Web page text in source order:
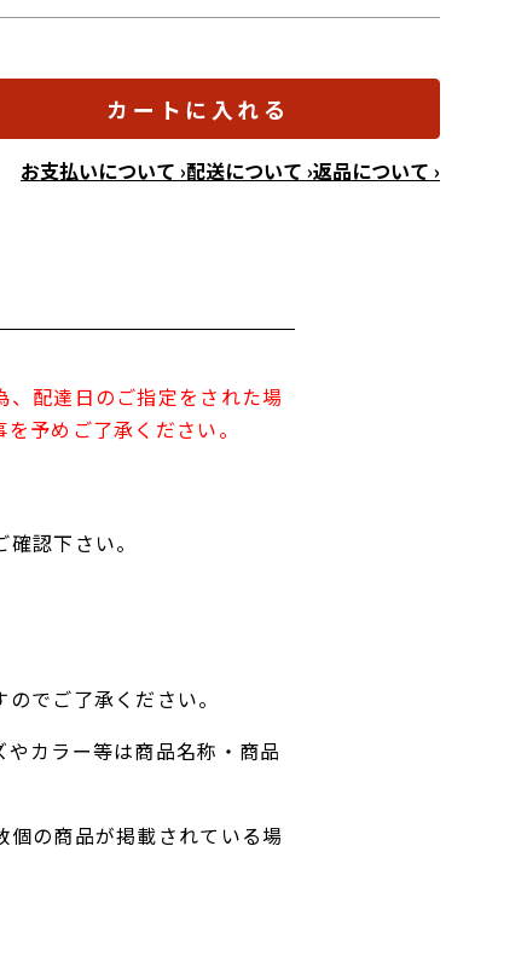
カートに入れる
お支払いについて ›配送について ›返品について ›
配達日のご指定をされた場
予めご了承ください。
認下さい。
でご了承ください。
カラー等は商品名称・商品
の商品が掲載されている場